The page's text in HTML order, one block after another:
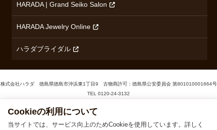
HARADA | Grand Seiko Salon
HARADA Jewelry Online
ハラダブライダル
株式会社ハラダ 徳島県徳島市沖浜東1丁目9 古物商許可：徳島県公安委員会 第801010001664号
TEL 0120-24-3132
© 1929‐2026 Harada
Cookieの利用について
当サイトでは、サービス向上のためCookieを使用しています。詳しく